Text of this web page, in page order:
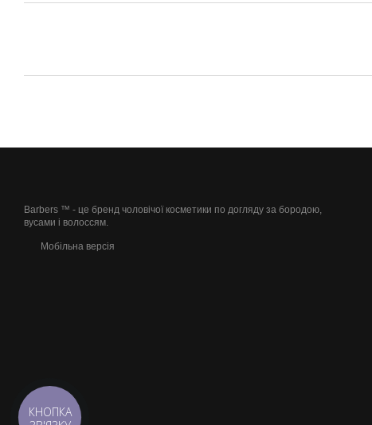
Barbers ™ - це бренд чоловічої косметики по догляду за бородою,
вусами і волоссям.
Мобільна версія
КНОПКА